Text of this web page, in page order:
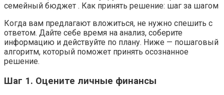
Когда вам предлагают вложиться, не нужно спешить с
ответом. Дайте себе время на анализ, соберите
информацию и действуйте по плану. Ниже — пошаговый
алгоритм, который поможет принять осознанное
решение.
Шаг 1. Оцените личные финансы